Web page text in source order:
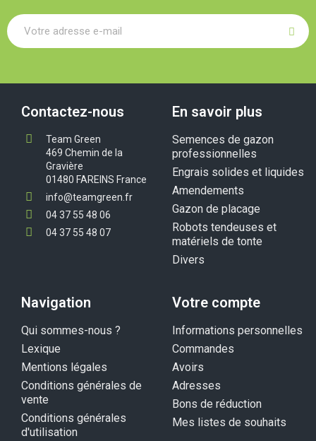
Contactez-nous
Team Green
469 Chemin de la
Gravière
01480 FAREINS France
info@teamgreen.fr
04 37 55 48 06
04 37 55 48 07
En savoir plus
Semences de gazon
professionnelles
Engrais solides et liquides
Amendements
Gazon de placage
Robots tendeuses et
matériels de tonte
Divers
Navigation
Qui sommes-nous ?
Lexique
Mentions légales
Conditions générales de
vente
Conditions générales
d'utilisation
Votre compte
Informations personnelles
Commandes
Avoirs
Adresses
Bons de réduction
Mes listes de souhaits